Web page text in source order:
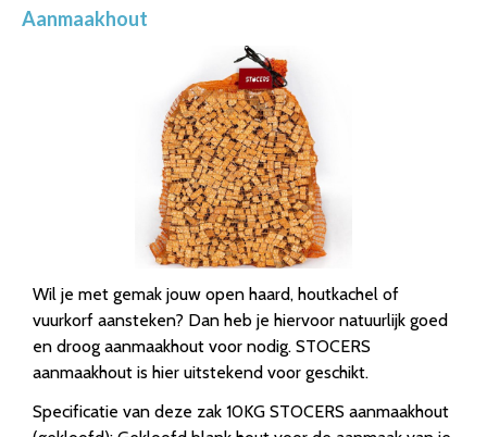
Aanmaakhout
Wil je met gemak jouw open haard, houtkachel of
vuurkorf aansteken? Dan heb je hiervoor natuurlijk goed
en droog aanmaakhout voor nodig. STOCERS
aanmaakhout is hier uitstekend voor geschikt.
Specificatie van deze zak 10KG STOCERS aanmaakhout